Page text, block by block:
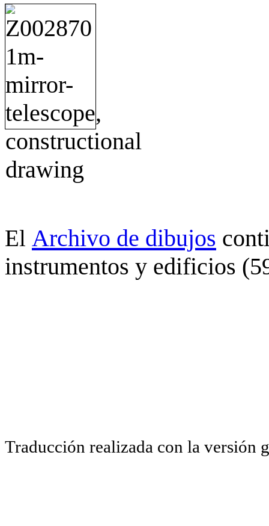
El Archivo de dibujos
instrumentos y edificios
Traducción realizada con la versión